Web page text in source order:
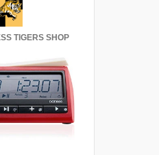
TIGERS SHOP